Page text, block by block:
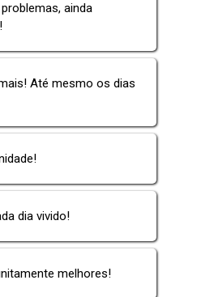
ainda
Até mesmo os dias
dia vivido!
melhores!